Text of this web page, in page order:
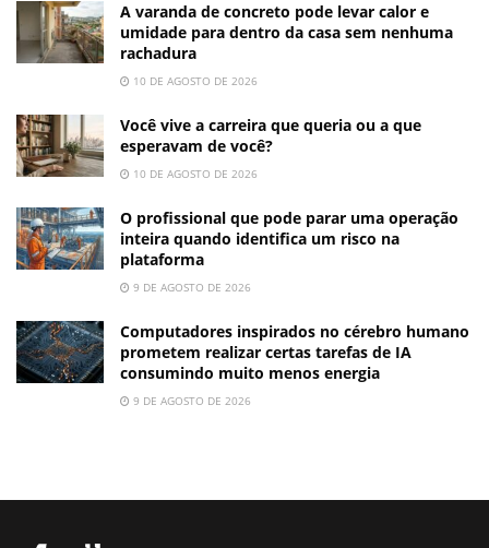
A varanda de concreto pode levar calor e
umidade para dentro da casa sem nenhuma
rachadura
10 DE AGOSTO DE 2026
Você vive a carreira que queria ou a que
esperavam de você?
10 DE AGOSTO DE 2026
O profissional que pode parar uma operação
inteira quando identifica um risco na
plataforma
9 DE AGOSTO DE 2026
Computadores inspirados no cérebro humano
prometem realizar certas tarefas de IA
consumindo muito menos energia
9 DE AGOSTO DE 2026